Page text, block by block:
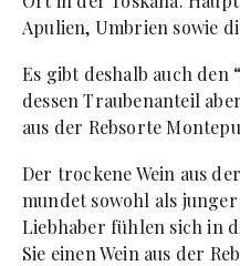
Apulien, Umbrien sowie
Es gibt deshalb auch den
dessen Traubenanteil
aus der Rebsorte
Der trockene Wein aus
mundet sowohl als junger
Liebhaber fühlen sich in
Sie einen Wein aus der